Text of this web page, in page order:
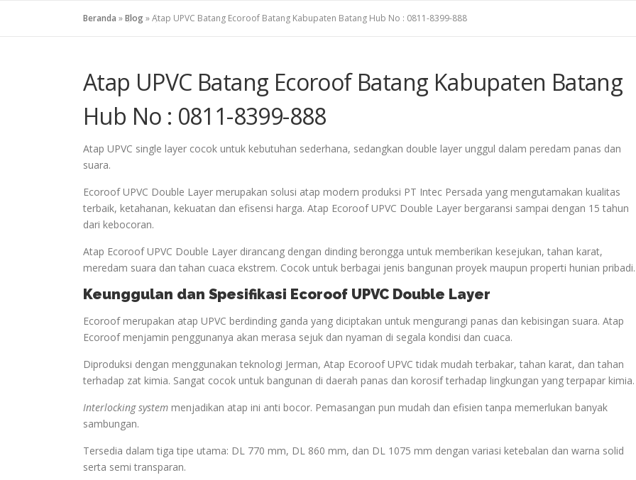
Beranda »Blog»Atap UPVC Batang Ecoroof Batang Kabupaten Batang Hub No : 0811-8399-888
Atap UPVC Batang Ecoroof Batang Kabupaten Batang
Hub No : 0811-8399-888
Atap UPVC single layer cocok untuk kebutuhan sederhana, sedangkan double layer unggul dalam peredam panas dan
suara.
Ecoroof UPVC Double Layer merupakan solusi atap modern produksi PT Intec Persada yang mengutamakan kualitas
terbaik, ketahanan, kekuatan dan efisensi harga. Atap Ecoroof UPVC Double Layer bergaransi sampai dengan 15 tahun
dari kebocoran.
Atap Ecoroof UPVC Double Layer dirancang dengan dinding berongga untuk memberikan kesejukan, tahan karat,
meredam suara dan tahan cuaca ekstrem. Cocok untuk berbagai jenis bangunan proyek maupun properti hunian pribadi.
Keunggulan dan Spesifikasi Ecoroof UPVC Double Layer
Ecoroof merupakan atap UPVC berdinding ganda yang diciptakan untuk mengurangi panas dan kebisingan suara. Atap
Ecoroof menjamin penggunanya akan merasa sejuk dan nyaman di segala kondisi dan cuaca.
Diproduksi dengan menggunakan teknologi Jerman, Atap Ecoroof UPVC tidak mudah terbakar, tahan karat, dan tahan
terhadap zat kimia. Sangat cocok untuk bangunan di daerah panas dan korosif terhadap lingkungan yang terpapar kimia.
Interlocking system menjadikan atap ini anti bocor. Pemasangan pun mudah dan efisien tanpa memerlukan banyak
sambungan.
Tersedia dalam tiga tipe utama: DL 770 mm, DL 860 mm, dan DL 1075 mm dengan variasi ketebalan dan warna solid
serta semi transparan.